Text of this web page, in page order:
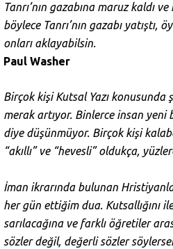
Tanrı’nın gazabına maruz kaldı
böylece Tanrı’nın gazabı
onları aklayabilsin.
Paul Washer
Birçok kişi Kutsal Yazı konusunda
merak artıyor. Binlerce insan
diye düşünmüyor. Birçok kişi
“akıllı” ve “hevesli” oldukça,
İman ikrarında bulunan
her gün ettiğim dua. Kutsallığını
sarılacağına ve farklı öğretiler
sözler değil, değerli sözler